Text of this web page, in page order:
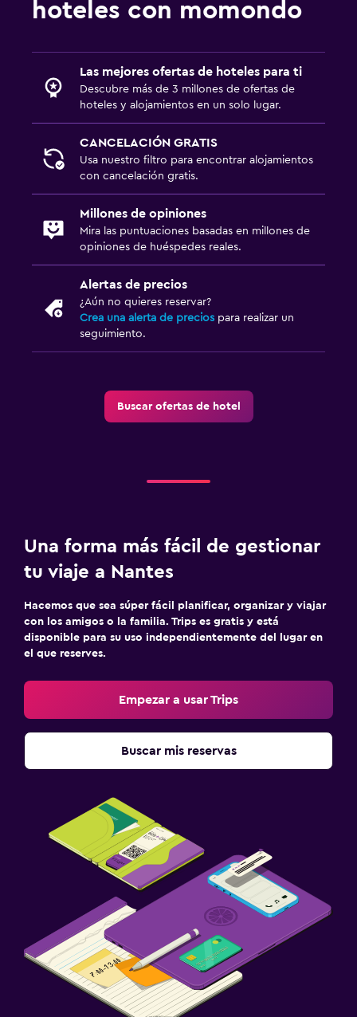
hoteles con momondo
Las mejores ofertas de hoteles para ti
Descubre más de 3 millones de ofertas de
hoteles y alojamientos en un solo lugar.
CANCELACIÓN GRATIS
Usa nuestro filtro para encontrar alojamientos
con cancelación gratis.
Millones de opiniones
Mira las puntuaciones basadas en millones de
opiniones de huéspedes reales.
Alertas de precios
¿Aún no quieres reservar?
Crea una alerta de precios para realizar un
seguimiento.
Buscar ofertas de hotel
Una forma más fácil de gestionar
tu viaje a Nantes
Hacemos que sea súper fácil planificar, organizar y viajar
con los amigos o la familia. Trips es gratis y está
disponible para su uso independientemente del lugar en
el que reserves.
Empezar a usar Trips
Buscar mis reservas